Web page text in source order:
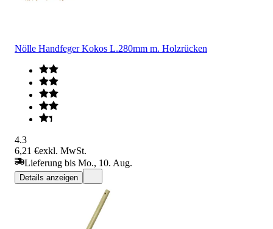
Nölle Handfeger Kokos L.280mm m. Holzrücken
4.3
6,21 €exkl. MwSt.
Lieferung bis Mo., 10. Aug.
Details anzeigen